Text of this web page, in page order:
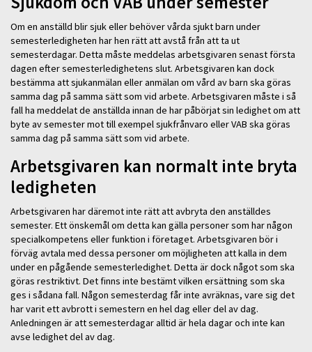
Om en anställd blir sjuk eller behöver vårda sjukt barn under
semesterledigheten har hen rätt att avstå från att ta ut
semesterdagar. Detta måste meddelas arbetsgivaren senast första
dagen efter semesterledighetens slut. Arbetsgivaren kan dock
bestämma att sjukanmälan eller anmälan om vård av barn ska göras
samma dag på samma sätt som vid arbete. Arbetsgivaren måste i så
fall ha meddelat de anställda innan de har påbörjat sin ledighet om att
byte av semester mot till exempel sjukfrånvaro eller VAB ska göras
samma dag på samma sätt som vid arbete.
Arbetsgivaren kan normalt inte bryta
ledigheten
Arbetsgivaren har däremot inte rätt att avbryta den anställdes
semester. Ett önskemål om detta kan gälla personer som har någon
specialkompetens eller funktion i företaget. Arbetsgivaren bör i
förväg avtala med dessa personer om möjligheten att kalla in dem
under en pågående semesterledighet. Detta är dock något som ska
göras restriktivt. Det finns inte bestämt vilken ersättning som ska
ges i sådana fall. Någon semesterdag får inte avräknas, vare sig det
har varit ett avbrott i semestern en hel dag eller del av dag.
Anledningen är att semesterdagar alltid är hela dagar och inte kan
avse ledighet del av dag.